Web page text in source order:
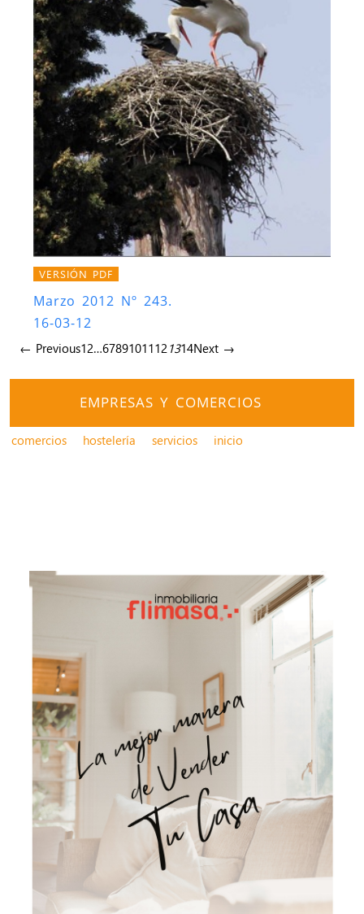
VERSIÓN PDF
Marzo 2012 Nº 243.
16-03-12
← Previous12…67891011121314Next →
EMPRESAS Y COMERCIOS
comercios hostelería servicios inicio